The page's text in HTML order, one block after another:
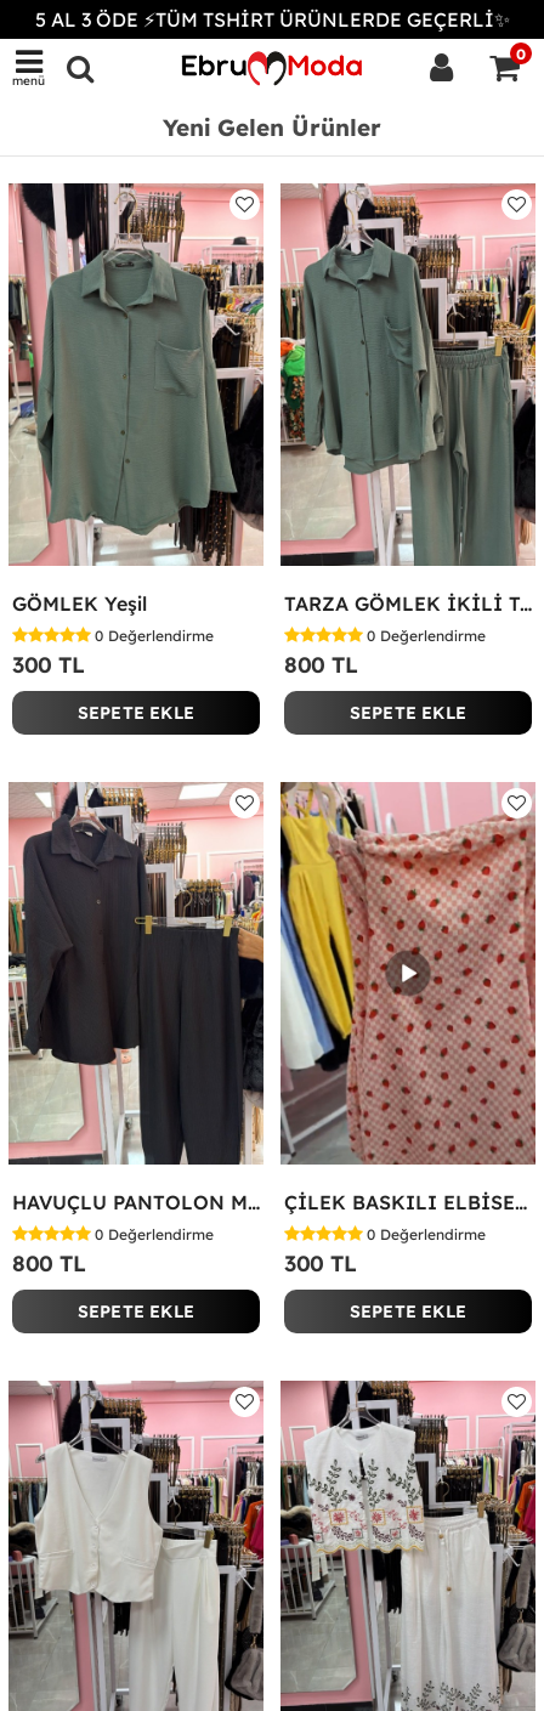
5 AL 3 ÖDE ⚡TÜM TSHİRT ÜRÜNLERDE GEÇERLİ✨
menü
0
Yeni Gelen Ürünler
GÖMLEK Yeşil
0 Değerlendirme
300 TL
SEPETE EKLE
TARZA GÖMLEK İKİLİ TAKIM KOT KUMAŞ Yeşil
0 Değerlendirme
800 TL
SEPETE EKLE
HAVUÇLU PANTOLON MİYASE TAKIM Siyah
0 Değerlendirme
800 TL
SEPETE EKLE
ÇİLEK BASKILI ELBİSE Bej
0 Değerlendirme
300 TL
SEPETE EKLE